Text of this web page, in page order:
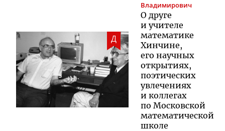
Д
Владимирович
О друге
и учителе
математике
Хинчине,
его научных
открытиях,
поэтических
увлечениях
и коллегах
по Московской
математической
школе